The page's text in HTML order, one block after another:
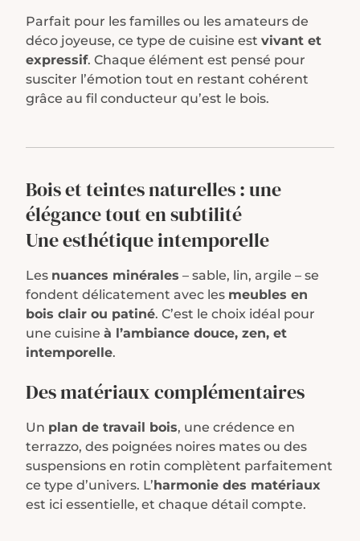
Parfait pour les familles ou les amateurs de
déco joyeuse, ce type de cuisine est vivant et
expressif. Chaque élément est pensé pour
susciter l’émotion tout en restant cohérent
grâce au fil conducteur qu’est le bois.
Bois et teintes naturelles :une
élégance tout en subtilité
Une esthétique intemporelle
Les nuances minérales – sable, lin, argile – se
fondent délicatement avec les meubles en
bois clair ou patiné. C’est le choix idéal pour
une cuisine à l’ambiance douce, zen, et
intemporelle.
Des matériaux complémentaires
Un plan de travail bois, une crédence en
terrazzo, des poignées noires mates ou des
suspensions en rotin complètent parfaitement
ce type d’univers. L’harmonie des matériaux
est ici essentielle, et chaque détail compte.